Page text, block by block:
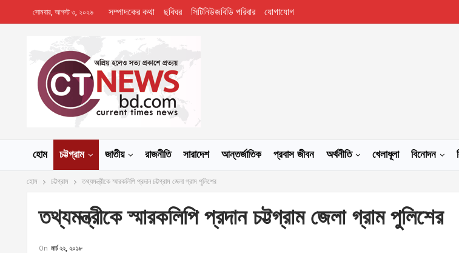
সোমবার, আগস্ট ৩, ২০২৬ সম্পাদকের কথা ছবিঘর সিটিনিউজবিডি পরিবার যোগাযোগ
হোম চট্টগ্রাম জাতীয় রাজনীতি সারাদেশ আন্তর্জাতিক প্রবাস জীবন অর্থনীতি খেলাধূলা বিনোদন
হোম চট্টগ্রাম তথ্যমন্ত্রীকে স্মারকলিপি প্রদান চট্টগ্রাম জেলা গ্রাম পুলিশের
তথ্যমন্ত্রীকে স্মারকলিপি প্রদান চট্টগ্রাম জেলা গ্রাম পুলিশের
On মার্চ ২২, ২০১৮